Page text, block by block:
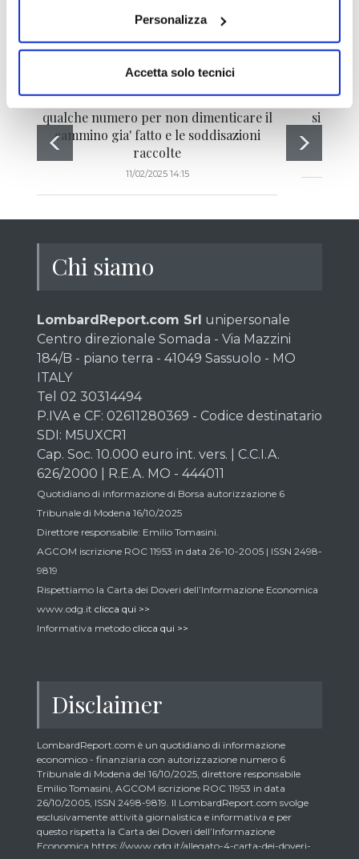
Personalizza
Accetta solo tecnici
qualche numero per non dimenticare il
cammino gia' fatto e le soddisazioni
raccolte
11/02/2025 14:15
si
Chi siamo
LombardReport.com Srl unipersonale
Centro direzionale Somada - Via Mazzini
184/B - piano terra - 41049 Sassuolo - MO
ITALY
Tel 02 30314494
P.IVA e CF: 02611280369 - Codice destinatario
SDI: M5UXCR1
Cap. Soc. 10.000 euro int. vers. | C.C.I.A.
626/2000 | R.E.A. MO - 444011
Quotidiano di informazione di Borsa autorizzazione 6
Tribunale di Modena 16/10/2025
Direttore responsabile: Emilio Tomasini.
AGCOM iscrizione ROC 11953 in data 26-10-2005 | ISSN 2498-
9819
Rispettiamo la Carta dei Doveri dell’Informazione Economica
www.odg.it clicca qui >>
Informativa metodo clicca qui >>
Disclaimer
LombardReport.com è un quotidiano di informazione
economico - finanziaria con autorizzazione numero 6
Tribunale di Modena del 16/10/2025, direttore responsabile
Emilio Tomasini, AGCOM iscrizione ROC 11953 in data
26/10/2005, ISSN 2498-9819. Il LombardReport.com svolge
esclusivamente attività giornalistica e informativa e per
questo rispetta la Carta dei Doveri dell’Informazione
Economica https://www.odg.it/allegato-4-carta-dei-doveri-